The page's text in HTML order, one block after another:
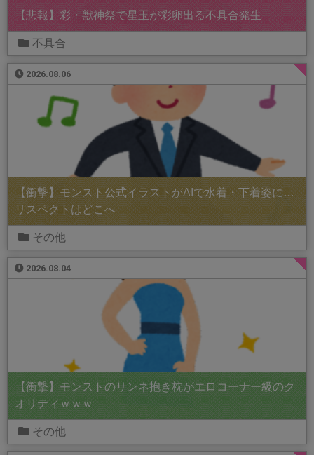
【悲報】彩・獣神祭で星玉が彩卵出る不具合発生
不具合
2026.08.06
【衝撃】モンスト公式イラストがAIで水着・下着姿に…
リスペクトはどこへ
その他
2026.08.04
【衝撃】モンストのリンネ抱き枕がエロコーナー級のク
オリティｗｗｗ
その他